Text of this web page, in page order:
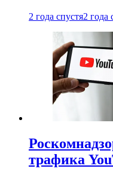
2 года спустя2 года
трафика